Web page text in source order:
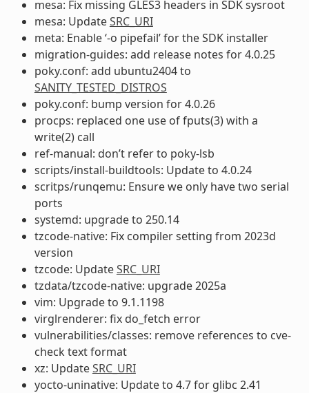
mesa: Fix missing GLES3 headers in SDK sysroot
mesa: UpdateSRC_URI
meta: Enable ‘-o pipefail’ for the SDK installer
migration-guides: add release notes for 4.0.25
poky.conf: add ubuntu2404 to
SANITY_TESTED_DISTROS
poky.conf: bump version for 4.0.26
procps: replaced one use of fputs(3) with a
write(2) call
ref-manual: don’t refer to poky-lsb
scripts/install-buildtools: Update to 4.0.24
scritps/runqemu: Ensure we only have two serial
ports
systemd: upgrade to 250.14
tzcode-native: Fix compiler setting from 2023d
version
tzcode: UpdateSRC_URI
tzdata/tzcode-native: upgrade 2025a
vim: Upgrade to 9.1.1198
virglrenderer: fix do_fetch error
vulnerabilities/classes: remove references to cve-
check text format
xz: UpdateSRC_URI
yocto-uninative: Update to 4.7 for glibc 2.41